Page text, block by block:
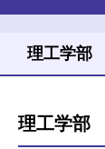
理工学部
理工学部